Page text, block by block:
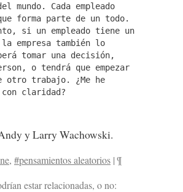
mundo. Cada empleado
forma parte de un todo.
si un empleado tiene un
empresa también lo
tomar una decisión,
o tendrá que empezar
otro trabajo. ¿Me he
con claridad?
y Larry Wachowski.
, #pensamientos aleatorios |¶
estar relacionadas, o no: